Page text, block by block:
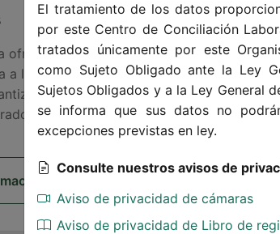
El tratamiento de los datos
por este Centro de Conciliación
tratados únicamente por este
como Sujeto Obligado ante la Ley
Sujetos Obligados y a la Ley General
se informa que sus datos no
excepciones previstas en ley.
Consulte nuestros avisos de
Aviso de privacidad de cámaras
Aviso de privacidad de Libro de
ofrecerte una solución
a los conflictos
un proceso
entre trabajadores
con las